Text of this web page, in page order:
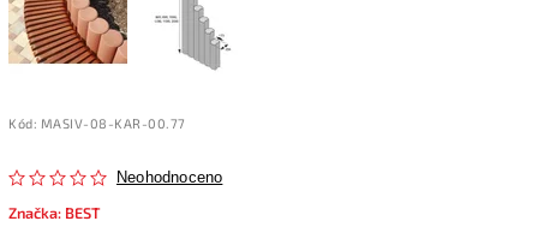
Kód: MASIV-08-KAR-00.77
Neohodnoceno
Značka: BEST